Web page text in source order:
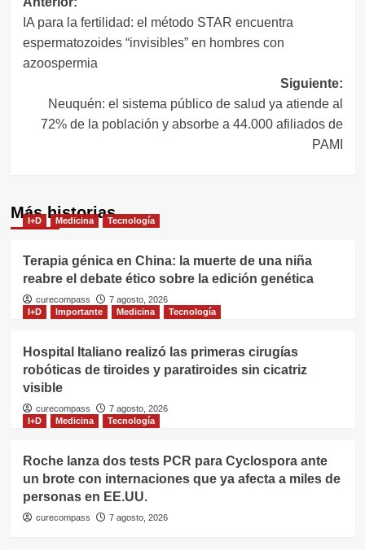
de
entradas
IA para la fertilidad: el método STAR encuentra
espermatozoides “invisibles” en hombres con
azoospermia
Siguiente:
Neuquén: el sistema público de salud ya atiende al
72% de la población y absorbe a 44.000 afiliados de
PAMI
Más historias
I+D Medicina Tecnología
Terapia génica en China: la muerte de una niña
reabre el debate ético sobre la edición genética
curecompass
7 agosto, 2026
I+D
Importante Medicina Tecnología
Hospital Italiano realizó las primeras cirugías
robóticas de tiroides y paratiroides sin cicatriz
visible
curecompass
7 agosto, 2026
I+D
Medicina Tecnología
Roche lanza dos tests PCR para Cyclospora ante
un brote con internaciones que ya afecta a miles de
personas en EE.UU.
curecompass 7 agosto, 2026